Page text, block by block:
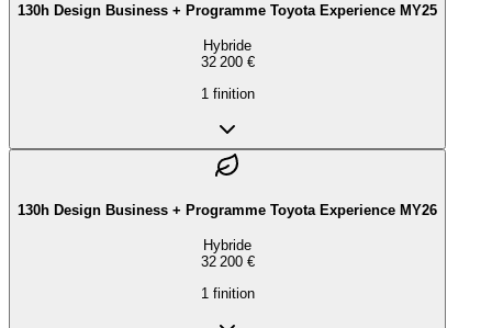
130h Design Business + Programme Toyota Experience MY25
Hybride
32 200 €
1 finition
130h Design Business + Programme Toyota Experience MY26
Hybride
32 200 €
1 finition